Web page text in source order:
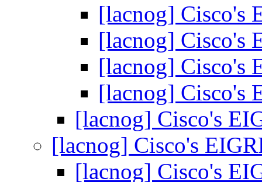
[lacnog] Cisco's
[lacnog] Cisco's
[lacnog] Cisco's
[lacnog] Cisco's
[lacnog] Cisco's
[lacnog] Cisco's
[lacnog] Cisco's